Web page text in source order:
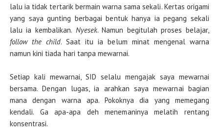
lalu ia tidak tertarik bermain warna sama sekali. Kertas origami
yang saya gunting berbagai bentuk hanya ia pegang sekali
lalu ia kembalikan. Nyesek. Namun begitulah proses belajar,
follow the child. Saat itu ia belum minat mengenal warna
namun kini tiada hari tanpa mewarnai.
Setiap kali mewarnai, SID selalu mengajak saya mewarnai
bersama. Dengan lugas, ia arahkan saya mewarnai bagian
mana dengan warna apa. Pokoknya dia yang memegang
kendali. Ga apa-apa deh menemaninya melatih rentang
konsentrasi.